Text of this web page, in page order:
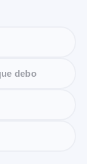
debo